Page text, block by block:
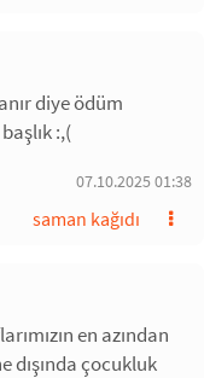
diye ödüm
:,(
07.10.2025 01:38
saman kağıdı
en azından
dışında çocukluk